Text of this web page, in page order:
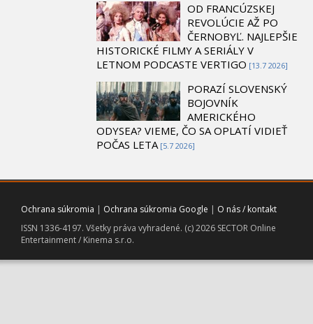
OD FRANCÚZSKEJ
REVOLÚCIE AŽ PO
ČERNOBYĽ. NAJLEPŠIE
HISTORICKÉ FILMY A SERIÁLY V
LETNOM PODCASTE VERTIGO [13.7 2026]
PORAZÍ SLOVENSKÝ
BOJOVNÍK
AMERICKÉHO
ODYSEA? VIEME, ČO SA OPLATÍ VIDIEŤ
POČAS LETA [5.7 2026]
Ochrana súkromia | Ochrana súkromia Google | O nás / kontakt
ISSN 1336-4197. Všetky práva vyhradené. (c) 2026 SECTOR Online
Entertainment / Kinema s.r.o.